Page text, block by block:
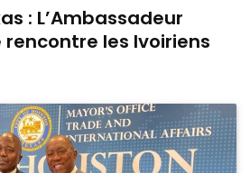
: L’Ambassadeur
les Ivoiriens